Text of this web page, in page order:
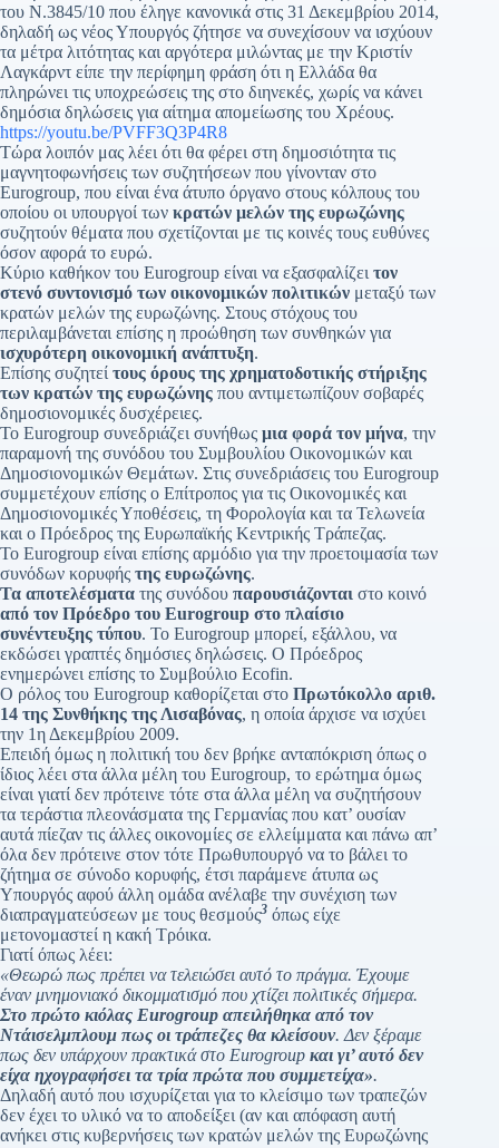
του Ν.3845/10 που έληγε κανονικά στις 31 Δεκεμβρίου 2014,
δηλαδή ως νέος Υπουργός ζήτησε να συνεχίσουν να ισχύουν
τα μέτρα λιτότητας και αργότερα μιλώντας με την Κριστίν
Λαγκάρντ είπε την περίφημη φράση ότι η Ελλάδα θα
πληρώνει τις υποχρεώσεις της στο διηνεκές, χωρίς να κάνει
δημόσια δηλώσεις για αίτημα απομείωσης του Χρέους.
https://youtu.be/PVFF3Q3P4R8
Τώρα λοιπόν μας λέει ότι θα φέρει στη δημοσιότητα τις
μαγνητοφωνήσεις των συζητήσεων που γίνονταν στο
Eurogroup, που είναι ένα άτυπο όργανο στους κόλπους του
οποίου οι υπουργοί των κρατών μελών της ευρωζώνης
συζητούν θέματα που σχετίζονται με τις κοινές τους ευθύνες
όσον αφορά το ευρώ.
Κύριο καθήκον του Eurogroup είναι να εξασφαλίζει τον
στενό συντονισμό των οικονομικών πολιτικών μεταξύ των
κρατών μελών της ευρωζώνης. Στους στόχους του
περιλαμβάνεται επίσης η προώθηση των συνθηκών για
ισχυρότερη οικονομική ανάπτυξη.
Επίσης συζητεί τους όρους της χρηματοδοτικής στήριξης
των κρατών της ευρωζώνης που αντιμετωπίζουν σοβαρές
δημοσιονομικές δυσχέρειες.
Το Eurogroup συνεδριάζει συνήθως μια φορά τον μήνα, την
παραμονή της συνόδου του Συμβουλίου Οικονομικών και
Δημοσιονομικών Θεμάτων. Στις συνεδριάσεις του Eurogroup
συμμετέχουν επίσης ο Επίτροπος για τις Οικονομικές και
Δημοσιονομικές Υποθέσεις, τη Φορολογία και τα Τελωνεία
και ο Πρόεδρος της Ευρωπαϊκής Κεντρικής Τράπεζας.
Το Eurogroup είναι επίσης αρμόδιο για την προετοιμασία των
συνόδων κορυφής της ευρωζώνης.
Τα αποτελέσματα της συνόδου παρουσιάζονται στο κοινό
από τον Πρόεδρο του Eurogroup στο πλαίσιο
συνέντευξης τύπου. Το Eurogroup μπορεί, εξάλλου, να
εκδώσει γραπτές δημόσιες δηλώσεις. Ο Πρόεδρος
ενημερώνει επίσης το Συμβούλιο Ecofin.
Ο ρόλος του Eurogroup καθορίζεται στο Πρωτόκολλο αριθ.
14 της Συνθήκης της Λισαβόνας, η οποία άρχισε να ισχύει
την 1η Δεκεμβρίου 2009.
Επειδή όμως η πολιτική του δεν βρήκε ανταπόκριση όπως ο
ίδιος λέει στα άλλα μέλη του Eurogroup, το ερώτημα όμως
είναι γιατί δεν πρότεινε τότε στα άλλα μέλη να συζητήσουν
τα τεράστια πλεονάσματα της Γερμανίας που κατ’ ουσίαν
αυτά πίεζαν τις άλλες οικονομίες σε ελλείμματα και πάνω απ’
όλα δεν πρότεινε στον τότε Πρωθυπουργό να το βάλει το
ζήτημα σε σύνοδο κορυφής, έτσι παράμενε άτυπα ως
Υπουργός αφού άλλη ομάδα ανέλαβε την συνέχιση των
διαπραγματεύσεων με τους θεσμούς3 όπως είχε
μετονομαστεί η κακή Τρόικα.
Γιατί όπως λέει:
«Θεωρώ πως πρέπει να τελειώσει αυτό το πράγμα. Έχουμε
έναν μνημονιακό δικομματισμό που χτίζει πολιτικές σήμερα.
Στο πρώτο κιόλας Eurogroup απειλήθηκα από τον
Ντάισελμπλουμ πως οι τράπεζες θα κλείσουν. Δεν ξέραμε
πως δεν υπάρχουν πρακτικά στο Eurogroup και γι’ αυτό δεν
είχα ηχογραφήσει τα τρία πρώτα που συμμετείχα».
Δηλαδή αυτό που ισχυρίζεται για το κλείσιμο των τραπεζών
δεν έχει το υλικό να το αποδείξει (αν και απόφαση αυτή
ανήκει στις κυβερνήσεις των κρατών μελών της Ευρωζώνης